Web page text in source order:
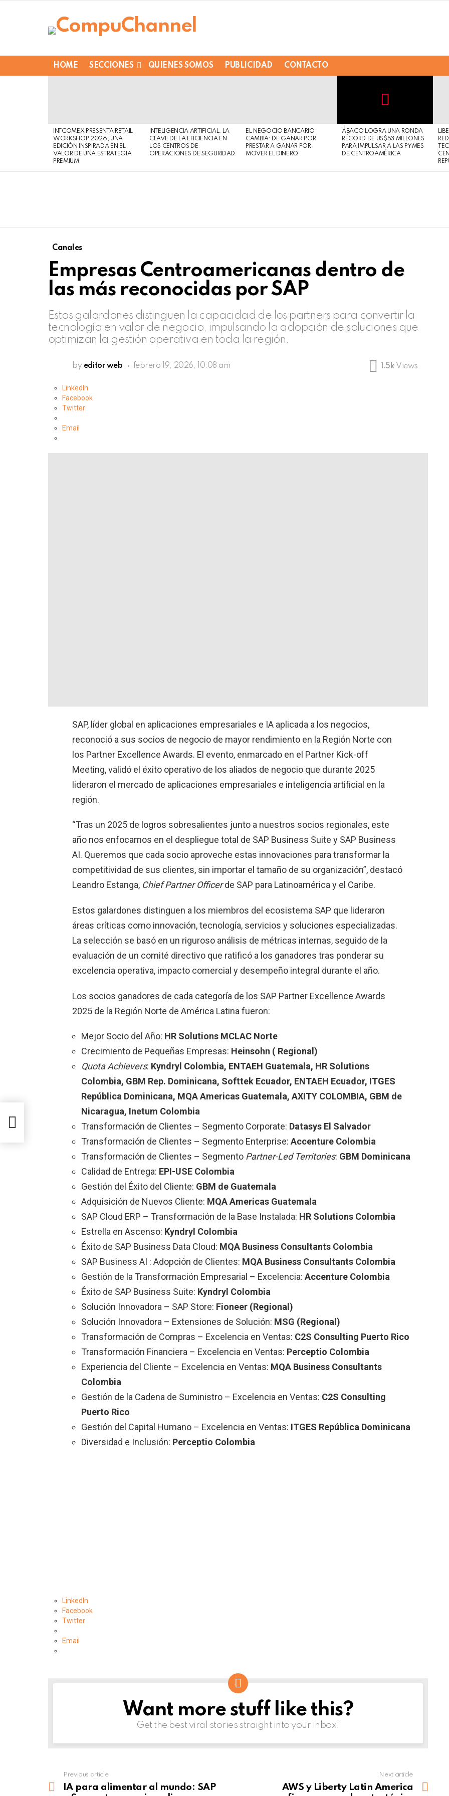
HOME SECCIONES QUIENES SOMOS PUBLICIDAD CONTACTO
INTCOMEX PRESENTA RETAIL
WORKSHOP 2026, UNA
EDICIÓN INSPIRADA EN EL
VALOR DE UNA ESTRATEGIA
PREMIUM
INTELIGENCIA ARTIFICIAL: LA
CLAVE DE LA EFICIENCIA EN
LOS CENTROS DE
OPERACIONES DE SEGURIDAD
EL NEGOCIO BANCARIO
CAMBIA: DE GANAR POR
PRESTAR A GANAR POR
MOVER EL DINERO
Safe
For
Work
view
this
post
ÁBACO LOGRA UNA RONDA
RÉCORD DE US$53 MILLONES
PARA IMPULSAR A LAS PYMES
DE CENTROAMÉRICA
Canales
Empresas Centroamericanas dentro de
las más reconocidas por SAP
Estos galardones distinguen la capacidad de los partners para convertir la
tecnología en valor de negocio, impulsando la adopción de soluciones que
optimizan la gestión operativa en toda la región.
by editor web febrero 19, 2026, 10:08 am 1.5k Views
LinkedIn
Facebook
Twitter
Email
SAP, líder global en aplicaciones empresariales e IA aplicada a los negocios,
reconoció a sus socios de negocio de mayor rendimiento en la Región Norte con
los Partner Excellence Awards. El evento, enmarcado en el Partner Kick-off
Meeting, validó el éxito operativo de los aliados de negocio que durante 2025
lideraron el mercado de aplicaciones empresariales e inteligencia artificial en la
región.
“Tras un 2025 de logros sobresalientes junto a nuestros socios regionales, este
año nos enfocamos en el despliegue total de SAP Business Suite y SAP Business
AI. Queremos que cada socio aproveche estas innovaciones para transformar la
competitividad de sus clientes, sin importar el tamaño de su organización”, destacó
Leandro Estanga, Chief Partner Officerde SAP para Latinoamérica y el Caribe.
Estos galardones distinguen a los miembros del ecosistema SAP que lideraron
áreas críticas como innovación, tecnología, servicios y soluciones especializadas.
La selección se basó en un riguroso análisis de métricas internas, seguido de la
evaluación de un comité directivo que ratificó a los ganadores tras ponderar su
excelencia operativa, impacto comercial y desempeño integral durante el año.
Los socios ganadores de cada categoría de los SAP Partner Excellence Awards
2025 de la Región Norte de América Latina fueron:
Mejor Socio del Año: HR Solutions MCLAC Norte
Crecimiento de Pequeñas Empresas: Heinsohn ( Regional)
Quota Achievers: Kyndryl Colombia, ENTAEH Guatemala, HR Solutions
Colombia, GBM Rep. Dominicana, Softtek Ecuador, ENTAEH Ecuador, ITGES
República Dominicana, MQA Americas Guatemala, AXITY COLOMBIA, GBM de
Nicaragua, Inetum Colombia
Transformación de Clientes – Segmento Corporate: Datasys El Salvador
Transformación de Clientes – Segmento Enterprise: Accenture Colombia
Transformación de Clientes – Segmento Partner-Led Territories: GBM Dominicana
Calidad de Entrega: EPI-USE Colombia
Gestión del Éxito del Cliente: GBM de Guatemala
Adquisición de Nuevos Cliente: MQA Americas Guatemala
SAP Cloud ERP – Transformación de la Base Instalada: HR Solutions Colombia
Estrella en Ascenso: Kyndryl Colombia
Éxito de SAP Business Data Cloud: MQA Business Consultants Colombia
SAP Business AI : Adopción de Clientes: MQA Business Consultants Colombia
Gestión de la Transformación Empresarial – Excelencia: Accenture Colombia
Éxito de SAP Business Suite: Kyndryl Colombia
Solución Innovadora – SAP Store: Fioneer (Regional)
Solución Innovadora – Extensiones de Solución: MSG (Regional)
Transformación de Compras – Excelencia en Ventas: C2S Consulting Puerto Rico
Transformación Financiera – Excelencia en Ventas: Perceptio Colombia
Experiencia del Cliente – Excelencia en Ventas: MQA Business Consultants
Colombia
Gestión de la Cadena de Suministro – Excelencia en Ventas: C2S Consulting
Puerto Rico
Gestión del Capital Humano – Excelencia en Ventas: ITGES República Dominicana
Diversidad e Inclusión: Perceptio Colombia
LinkedIn
Facebook
Twitter
Email
NEWSLETTERWant more stuff like this?
Get the best viral stories straight into your inbox!
more
Previous article
IA para alimentar al mundo: SAP
Next article
AWS y Liberty Latin America